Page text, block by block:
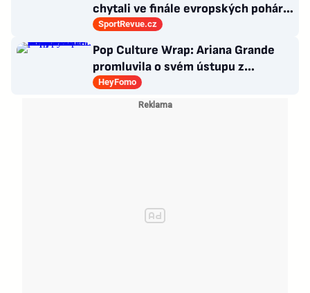
chytali ve finále evropských pohárů.
Všichni odešli ze hřiště jako
poražení
SportRevue.cz
Pop Culture Wrap: Ariana Grande
promluvila o svém ústupu z
veřejného života a Sophia z
KATSEYE si dává pauzu od skupiny
HeyFomo